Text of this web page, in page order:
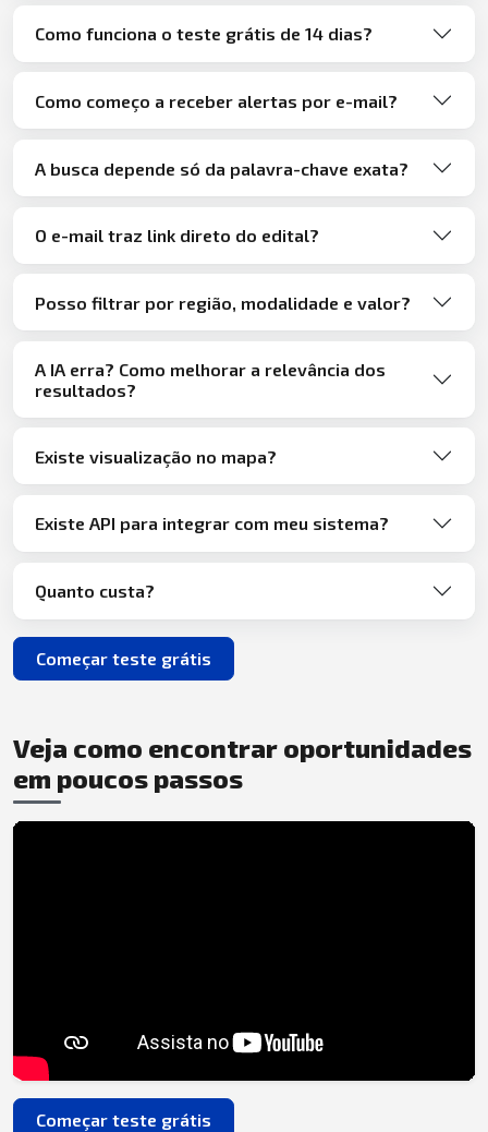
Como funciona o teste grátis de 14 dias?
Como começo a receber alertas por e-mail?
A busca depende só da palavra-chave exata?
O e-mail traz link direto do edital?
Posso filtrar por região, modalidade e valor?
A IA erra? Como melhorar a relevância dos
resultados?
Existe visualização no mapa?
Existe API para integrar com meu sistema?
Quanto custa?
Começar teste grátis
Veja como encontrar oportunidades
em poucos passos
Começar teste grátis